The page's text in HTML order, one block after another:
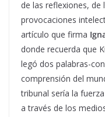
de las reflexiones, de
provocaciones
artículo que firma
donde recuerda que
legó dos palabras-
comprensión del
tribunal sería la
a través de los